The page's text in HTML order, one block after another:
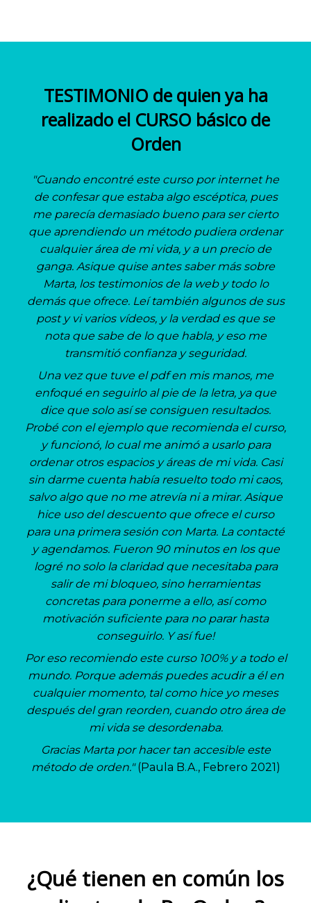
TESTIMONIO de quien ya ha
realizado el CURSO básico de
Orden
"Cuando encontré este curso por internet he
de confesar que estaba algo escéptica, pues
me parecía demasiado bueno para ser cierto
que aprendiendo un método pudiera ordenar
cualquier área de mi vida, y a un precio de
ganga. Asique quise antes saber más sobre
Marta, los testimonios de la web y todo lo
demás que ofrece. Leí también algunos de sus
post y vi varios vídeos, y la verdad es que se
nota que sabe de lo que habla, y eso me
transmitió confianza y seguridad.
Una vez que tuve el pdf en mis manos, me
enfoqué en seguirlo al pie de la letra, ya que
dice que solo así se consiguen resultados.
Probé con el ejemplo que recomienda el curso,
y funcionó, lo cual me animó a usarlo para
ordenar otros espacios y áreas de mi vida. Casi
sin darme cuenta había resuelto todo mi caos,
salvo algo que no me atrevía ni a mirar. Asique
hice uso del descuento que ofrece el curso
para una primera sesión con Marta. La contacté
y agendamos. Fueron 90 minutos en los que
logré no solo la claridad que necesitaba para
salir de mi bloqueo, sino herramientas
concretas para ponerme a ello, así como
motivación suficiente para no parar hasta
conseguirlo. Y así fue!
Por eso recomiendo este curso 100% y a todo el
mundo. Porque además puedes acudir a él en
cualquier momento, tal como hice yo meses
después del gran reorden, cuando otro área de
mi vida se desordenaba.
Gracias Marta por hacer tan accesible este
método de orden."(Paula B.A., Febrero 2021)
¿Qué tienen en común los